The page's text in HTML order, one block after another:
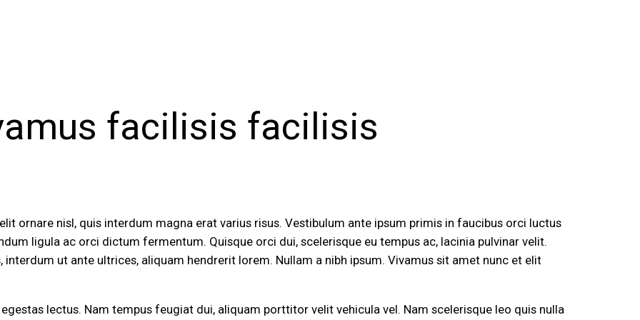
facilisis facilisis
ornare nisl, quis interdum magna erat varius risus. Vestibulum ante ipsum primis in faucibus orci luctus
ligula ac orci dictum fermentum. Quisque orci dui, scelerisque eu tempus ac, lacinia pulvinar velit.
interdum ut ante ultrices, aliquam hendrerit lorem. Nullam a nibh ipsum. Vivamus sit amet nunc et elit
lectus. Nam tempus feugiat dui, aliquam porttitor velit vehicula vel. Nam scelerisque leo quis nulla